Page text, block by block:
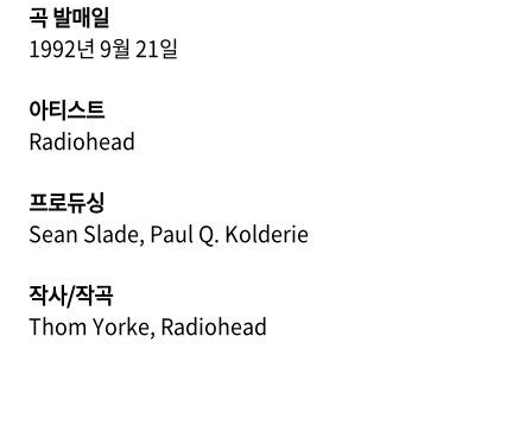
곡 발매일
1992년 9월 21일
아티스트
Radiohead
프로듀싱
Sean Slade, Paul Q. Kolderie
작사/작곡
Thom Yorke, Radiohead